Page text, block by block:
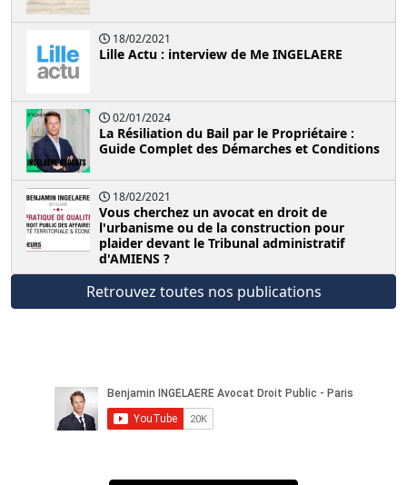
18/02/2021
Lille Actu : interview de Me INGELAERE
02/01/2024
La Résiliation du Bail par le Propriétaire :
Guide Complet des Démarches et Conditions
18/02/2021
Vous cherchez un avocat en droit de
l'urbanisme ou de la construction pour
plaider devant le Tribunal administratif
d'AMIENS ?
Retrouvez toutes nos publications